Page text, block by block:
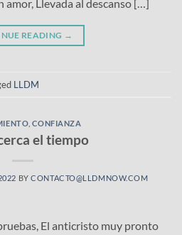
amor, Llevada al descanso […]
READING →
LLDM
,CONFIANZA
el tiempo
BYCONTACTO@LLDMNOW.COM
El anticristo muy pronto